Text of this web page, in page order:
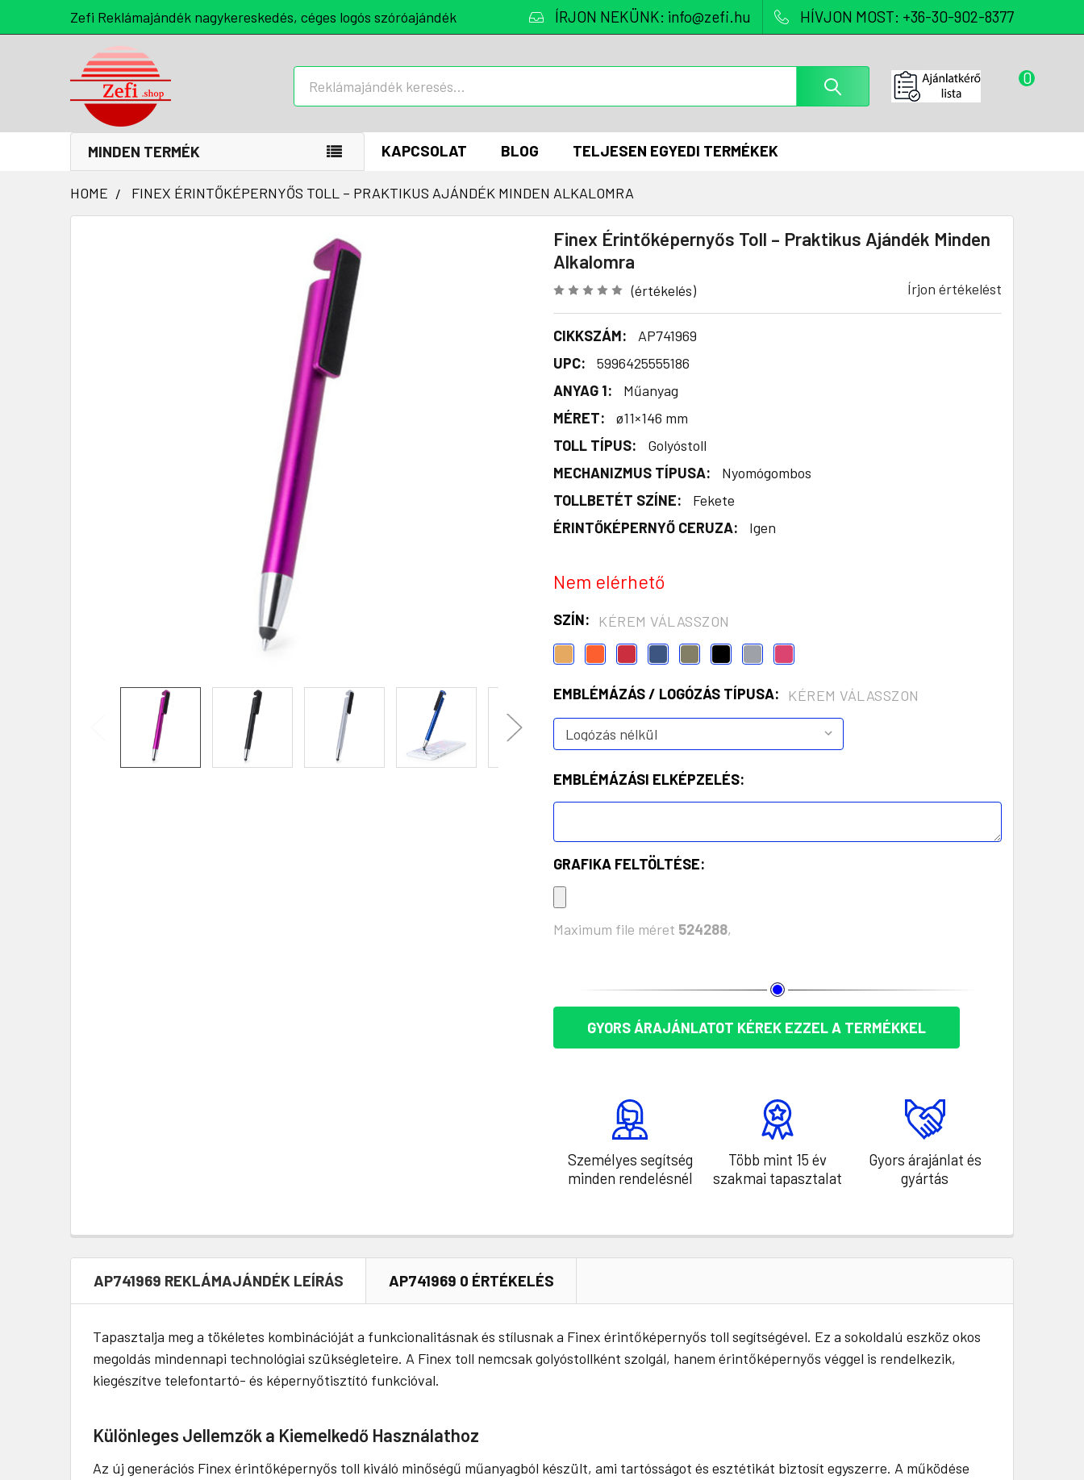
Zefi Reklámajándék nagykereskedés, céges logós szóróajándék ÍRJON NEKÜNK: info@zefi.hu HÍVJON MOST: +36-30-902-8377
0
MINDEN TERMÉK KAPCSOLAT BLOG TELJESEN EGYEDI TERMÉKEK
HOME FINEX ÉRINTŐKÉPERNYŐS TOLL – PRAKTIKUS AJÁNDÉK MINDEN ALKALOMRA
Finex Érintőképernyős Toll – Praktikus Ajándék Minden
Alkalomra
(értékelés) Írjon értékelést
CIKKSZÁM:
AP741969
UPC:
5996425555186
ANYAG 1:
Műanyag
MÉRET:
ø11×146 mm
TOLL TÍPUS:
Golyóstoll
MECHANIZMUS TÍPUSA:
Nyomógombos
TOLLBETÉT SZÍNE:
Fekete
ÉRINTŐKÉPERNYŐ CERUZA:
Igen
Nem elérhető
SZÍN: KÉREM VÁLASSZON
EMBLÉMÁZÁS / LOGÓZÁS TÍPUSA: KÉREM VÁLASSZON
EMBLÉMÁZÁSI ELKÉPZELÉS:
GRAFIKA FELTÖLTÉSE:
Maximum file méret 524288,
GYORS ÁRAJÁNLATOT KÉREK EZZEL A TERMÉKKEL
Személyes segítség
minden rendelésnél
Több mint 15 év
szakmai tapasztalat
Gyors árajánlat és
gyártás
AP741969 REKLÁMAJÁNDÉK LEÍRÁS AP741969 0 ÉRTÉKELÉS
Tapasztalja meg a tökéletes kombinációját a funkcionalitásnak és stílusnak a Finex érintőképernyős toll segítségével. Ez a sokoldalú eszköz okos
megoldás mindennapi technológiai szükségleteire. A Finex toll nemcsak golyóstollként szolgál, hanem érintőképernyős véggel is rendelkezik,
kiegészítve telefontartó- és képernyőtisztító funkcióval.
Különleges Jellemzők a Kiemelkedő Használathoz
Az új generációs Finex érintőképernyős toll kiváló minőségű műanyagból készült, ami tartósságot és esztétikát biztosít egyszerre. A működése